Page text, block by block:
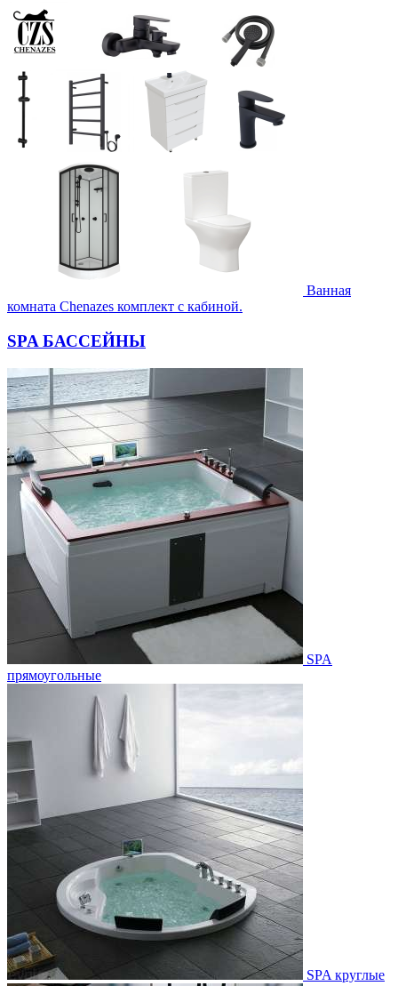
Ванная
комната Chenazes комплект с кабиной.
SPA БАССЕЙНЫ
SPA
прямоугольные
SPA круглые